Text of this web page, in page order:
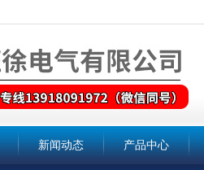
新闻动态 产品中心